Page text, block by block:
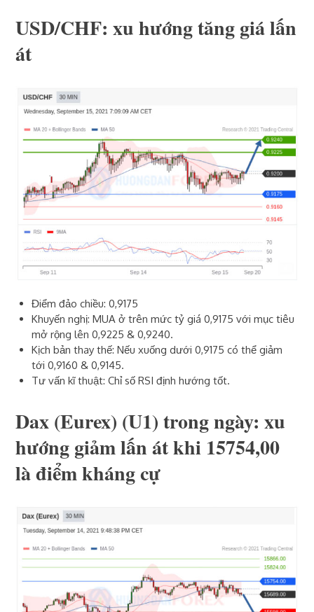
USD/CHF: xu hướng tăng giá lấn
át
Điểm đảo chiều: 0,9175
Khuyến nghị: MUA ở trên mức tỷ giá 0,9175 với mục tiêu
mở rộng lên 0,9225 & 0,9240.
Kịch bản thay thế: Nếu xuống dưới 0,9175 có thể giảm
tới 0,9160 & 0,9145.
Tư vấn kĩ thuật: Chỉ số RSI định hướng tốt.
Dax (Eurex) (U1)‎ trong ngày: xu
hướng giảm lấn át khi 15754,00
là điểm kháng cự